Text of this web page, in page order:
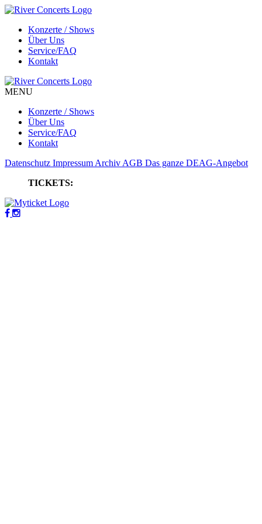
Konzerte / Shows
Über Uns
Service/FAQ
Kontakt
MENU
Konzerte / Shows
Über Uns
Service/FAQ
Kontakt
Datenschutz Impressum Archiv AGB Das ganze DEAG-Angebot
TICKETS: